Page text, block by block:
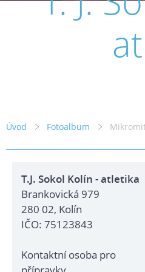
Úvod Fotoalbum
T.J. Sokol Kolín - atletika
Brankovická 979
280 02, Kolín
IČO: 75123843
Kontaktní osoba pro